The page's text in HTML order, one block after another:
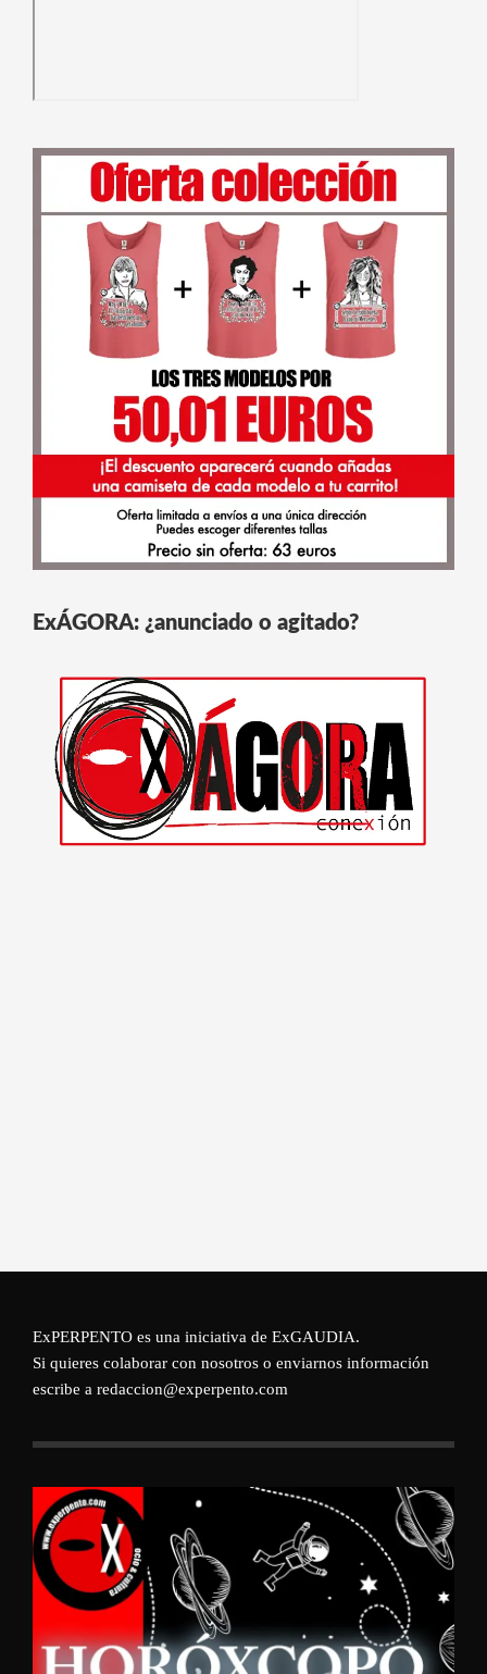
ExÁGORA: ¿anunciado o agitado?
ExPERPENTO es una iniciativa de ExGAUDIA.
Si quieres colaborar con nosotros o enviarnos información
escribe a redaccion@experpento.com